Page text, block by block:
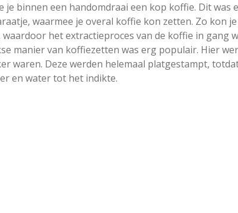
binnen een handomdraai een kop koffie. Dit was
waarmee je overal koffie kon zetten. Zo kon
het extractieproces van de koffie in gang
manier van koffiezetten was erg populair. Hier
waren. Deze werden helemaal platgestampt,
en water tot het indikte.